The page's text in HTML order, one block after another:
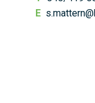
E